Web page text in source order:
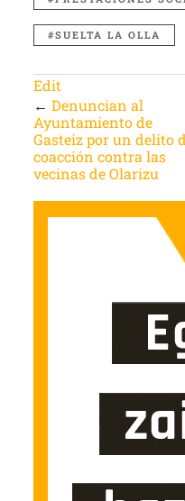
SUELTA LA OLLA
Edit
← Denuncian al
Ayuntamiento de
Gasteiz por un delito
coacción contra las
vecinas de Olarizu